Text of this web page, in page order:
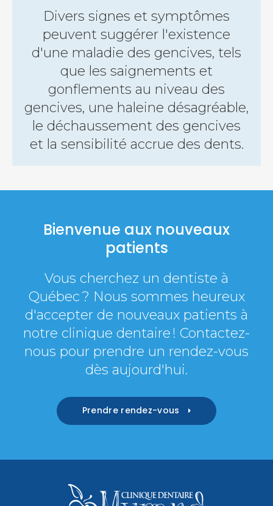
Divers signes et symptômes
peuvent suggérer l'existence
d'une maladie des gencives, tels
que les saignements et
gonflements au niveau des
gencives, une haleine désagréable,
le déchaussement des gencives
et la sensibilité accrue des dents.
Bienvenue aux nouveaux
patients
Vous cherchez un dentiste à
Québec ? Nous sommes heureux
d'accepter de nouveaux patients à
notre clinique dentaire ! Contactez-
nous pour prendre un rendez-vous
dès aujourd'hui.
Prendre rendez-vous